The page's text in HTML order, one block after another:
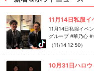
11月14日私服イベントやります！！
グループ #華乃心 #キャスト募集 TikTokで記事を開く華乃心のTikT
okのフォローとい
（11/14 12:50）